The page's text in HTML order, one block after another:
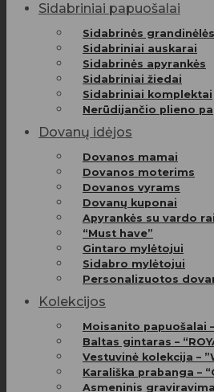
Sidabriniai papuošalai
Sidabrinės grandinėlės
Sidabriniai auskarai
Sidabrinės apyrankės
Sidabriniai žiedai
Sidabriniai komplektai
Nerūdijančio plieno
Dovanų idėjos
Dovanos mamai
Dovanos moterims
Dovanos vyrams
Dovanų kuponai
Apyrankės su vardo
“Must have”
Gintaro mylėtojui
Sidabro mylėtojui
Personalizuotos
Kolekcijos
Moisanito papuošalai –
Baltas gintaras –
Vestuvinė kolekcija –
Karališka prabanga –
Asmeninis